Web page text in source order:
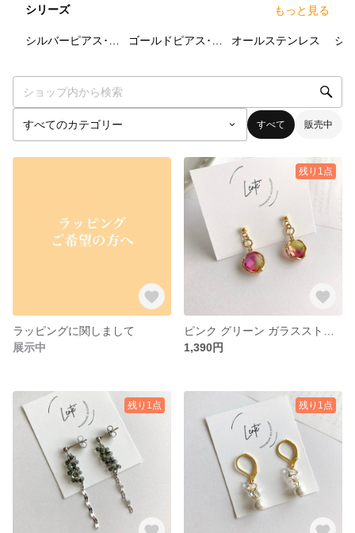
シリーズ もっと見る
オールステンレス シ
すべて 販売中
ラッピングに関しまして
展示中
残り1点
1,390円
残り1点 残り1点